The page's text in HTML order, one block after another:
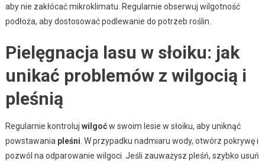
aby nie zakłócać mikroklimatu. Regularnie obserwuj wilgotność
podłoża, aby dostosować podlewanie do potrzeb roślin.
Pielęgnacja lasu w słoiku: jak
unikać problemów z wilgocią i
pleśnią
Regularnie kontroluj wilgoćw swoim lesie w słoiku, aby uniknąć
powstawania pleśni . W przypadku nadmiaru wody, otwórz pokrywę i
pozwól na odparowanie wilgoci. Jeśli zauważysz pleśń, szybko usuń